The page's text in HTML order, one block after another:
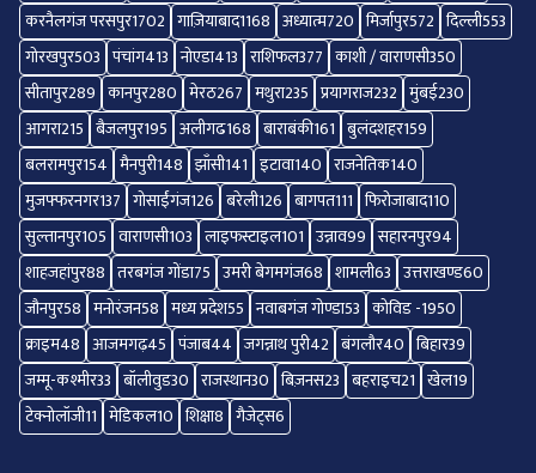
करनैलगंज परसपुर1702 गाज़ियाबाद1168 अध्यात्म720 मिर्जापुर572 दिल्ली553
गोरखपुर503 पंचांग413 नोएडा413 राशिफल377 काशी / वाराणसी350
सीतापुर289 कानपुर280 मेरठ267 मथुरा235 प्रयागराज232 मुंबई230
आगरा215 बैजलपुर195 अलीगढ168 बाराबंकी161 बुलंदशहर159
बलरामपुर154 मैनपुरी148 झाँसी141 इटावा140 राजनेतिक140
मुजफ्फरनगर137 गोसाईंगंज126 बरेली126 बागपत111 फिरोजाबाद110
सुल्तानपुर105 वाराणसी103 लाइफस्टाइल101 उन्नाव99 सहारनपुर94
शाहजहांपुर88 तरबगंज गोंडा75 उमरी बेगमगंज68 शामली63 उत्तराखण्ड60
जौनपुर58 मनोरंजन58 मध्य प्रदेश55 नवाबगंज गोण्डा53 कोविड -1950
क्राइम48 आजमगढ़45 पंजाब44 जगन्नाथ पुरी42 बंगलौर40 बिहार39
जम्मू-कश्मीर33 बॉलीवुड30 राजस्थान30 बिज़नस23 बहराइच21 खेल19
टेक्नोलॉजी11 मेडिकल10 शिक्षा8 गैजेट्स6